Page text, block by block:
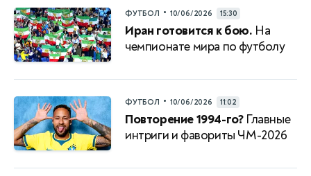
ФУТБОЛ • 10/06/2026 15:30
Иран готовится к бою. На
чемпионате мира по футболу
ФУТБОЛ • 10/06/2026 11:02
Повторение 1994-го?Главные
интриги и фавориты ЧМ-2026